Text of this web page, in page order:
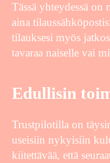
Tässä yhteydessä on
aina
tilauksesi myös
tavaraa naiselle vai
Edullisin
Trustpilotilla on
useisiin nykyisiin
kiitettävää, että